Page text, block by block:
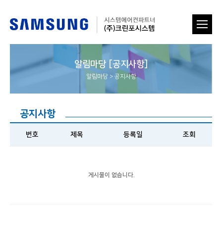
알림마당 [공지사항]
알림마당 > 공지사항
공지사항
번호 제목 등록일 조회
게시물이 없습니다.